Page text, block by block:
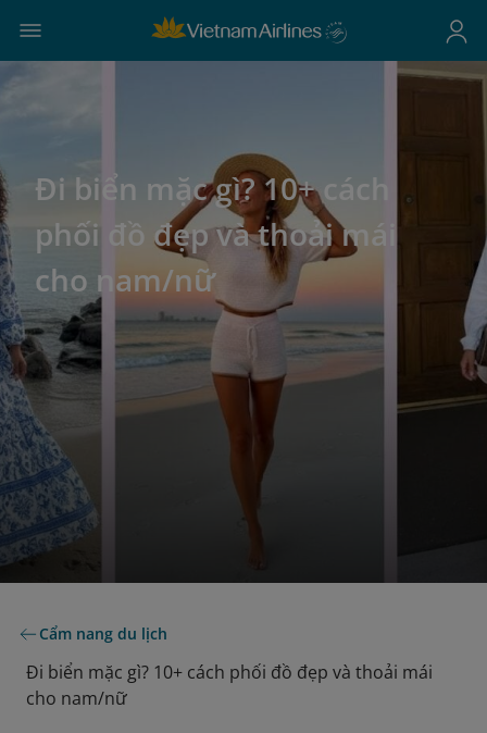
Đi biển mặc gì? 10+ cách
phối đồ đẹp và thoải mái
cho nam/nữ
Cẩm nang du lịch
Đi biển mặc gì? 10+ cách phối đồ đẹp và thoải mái
cho nam/nữ